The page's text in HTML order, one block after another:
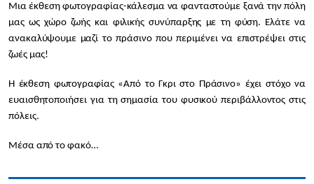
Μια έκθεση φωτογραφίας-κάλεσμα να φανταστούμε ξανά την πόλη
μας ως χώρο ζωής και φιλικής συνύπαρξης με τη φύση. Ελάτε να
ανακαλύψουμε μαζί το πράσινο που περιμένει να επιστρέψει στις
ζωές μας!
Η έκθεση φωτογραφίας «Από το Γκρι στο Πράσινο» έχει στόχο να
ευαισθητοποιήσει για τη σημασία του φυσικού περιβάλλοντος στις
πόλεις.
Μέσα από το φακό…